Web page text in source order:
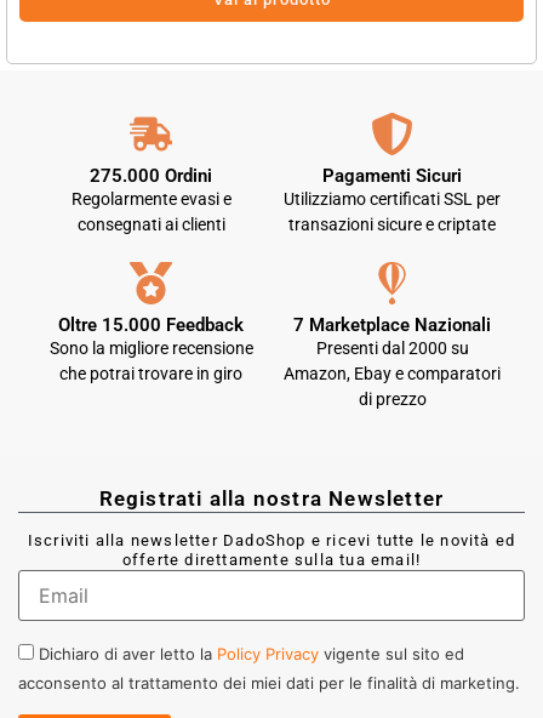
275.000 Ordini
Regolarmente evasi e
consegnati ai clienti
Pagamenti Sicuri
Utilizziamo certificati SSL per
transazioni sicure e criptate
Oltre 15.000 Feedback
Sono la migliore recensione
che potrai trovare in giro
7 Marketplace Nazionali
Presenti dal 2000 su
Amazon, Ebay e comparatori
di prezzo
Registrati alla nostra Newsletter
Iscriviti alla newsletter DadoShop e ricevi tutte le novità ed
offerte direttamente sulla tua email!
Dichiaro di aver letto la Policy Privacy vigente sul sito ed
acconsento al trattamento dei miei dati per le finalità di marketing.